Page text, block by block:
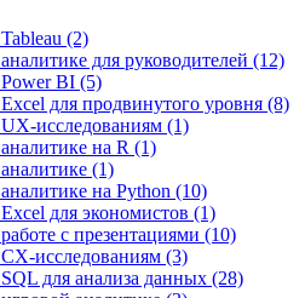
(2)
для руководителей (12)
BI (5)
для продвинутого уровня (8)
(1)
на R (1)
(1)
на Python (10)
для экономистов (1)
с презентациями (10)
исследованиям (3)
для анализа данных (28)